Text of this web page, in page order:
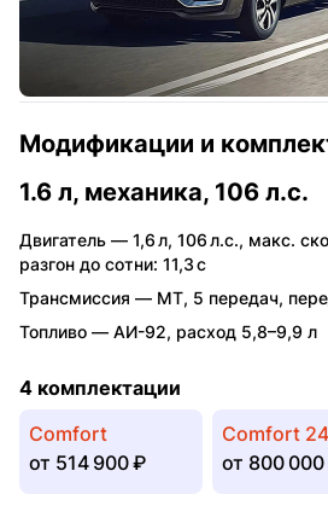
Модификации и
1.6 л, механика, 106 л.с.
Двигатель — 1,6 л, 106 л.с., макс.
разгон до сотни: 11,3 с
Трансмиссия — MT, 5 передач,
Топливо — АИ-92, расход 5,8–9,9 л
4 комплектации
Comfort
от 514 900 ₽
Comfort 24
от 800